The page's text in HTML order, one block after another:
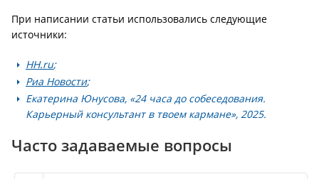
При написании статьи использовались следующие
источники:
HH.ru;
Риа Новости;
Екатерина Юнусова, «24 часа до собеседования.
Карьерный консультант в твоем кармане», 2025.
Часто задаваемые вопросы